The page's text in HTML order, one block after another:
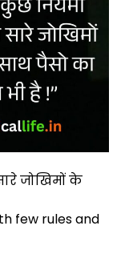
जोखिमों के
few rules and